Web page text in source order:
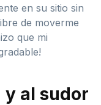
en su sitio sin
de moverme
que mi
y al sudor